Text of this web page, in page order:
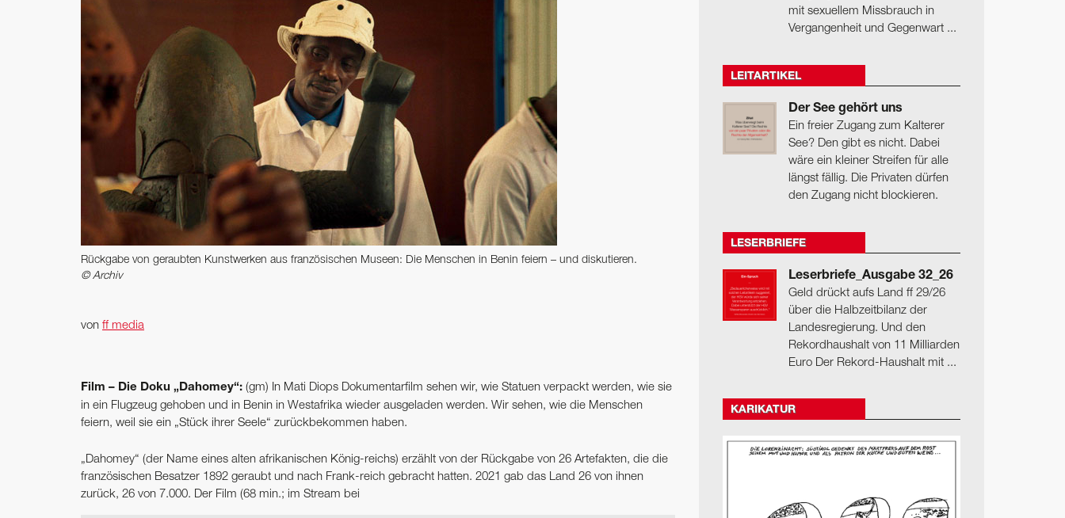
Rückgabe von geraubten Kunstwerken aus französischen Museen: Die Menschen in Benin feiern – und diskutieren.
© Archiv
von ff media
Film – Die Doku „Dahomey“: (gm) In Mati Diops Dokumentarfilm sehen wir, wie Statuen verpackt werden, wie sie
in ein Flugzeug gehoben und in Benin in Westafrika wieder ausgeladen werden. Wir sehen, wie die Menschen
feiern, weil sie ein „Stück ihrer Seele“ zurückbekommen haben.
„Dahomey“ (der Name eines alten afrikanischen König-reichs) erzählt von der Rückgabe von 26 Artefakten, die die
französischen Besatzer 1892 geraubt und nach Frank-reich gebracht hatten. 2021 gab das Land 26 von ihnen
zurück, 26 von 7.000. Der Film (68 min.; im Stream bei
mit sexuellem Missbrauch in
Vergangenheit und Gegenwart ...
LEITARTIKEL
Der See gehört uns
Ein freier Zugang zum Kalterer
See? Den gibt es nicht. Dabei
wäre ein kleiner Streifen für alle
längst fällig. Die Privaten dürfen
den Zugang nicht blockieren.
LESERBRIEFE
Leserbriefe_Ausgabe 32_26
Geld drückt aufs Land ff 29/26
über die Halbzeitbilanz der
Landesregierung. Und den
Rekordhaushalt von 11 Milliarden
Euro Der Rekord-Haushalt mit ...
KARIKATUR